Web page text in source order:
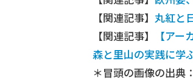
【関連記事】 丸紅と
【関連記事】
【ア
森と里山の実践に学
＊冒頭の画像の出典